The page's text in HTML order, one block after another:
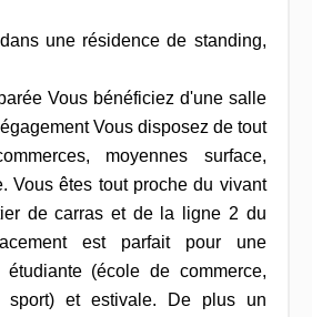
une résidence de standing,
Vous bénéficiez d'une salle
Vous disposez de tout
moyennes surface,
Vous êtes tout proche du vivant
de carras et de la ligne 2 du
est parfait pour une
étudiante (école de commerce,
sport) et estivale. De plus un